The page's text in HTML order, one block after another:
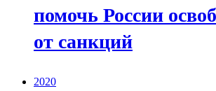
помочь России
от санкций
2020